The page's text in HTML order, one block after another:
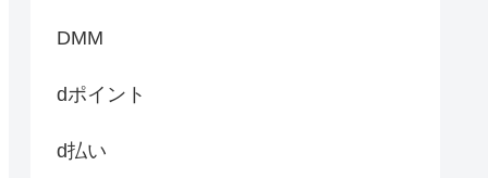
DMM
dポイント
d払い